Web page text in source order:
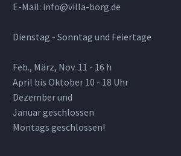
E-Mail: info@villa-borg.de
Dienstag - Sonntag und Feiertage
Feb., März, Nov. 11 - 16 h
April bis Oktober 10 - 18 Uhr
Dezember und
Januar geschlossen
Montags geschlossen!